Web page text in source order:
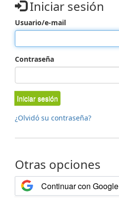
Iniciar sesión
Usuario/e-mail
Contraseña
Iniciar sesión
¿Olvidó su contraseña?
Otras opciones
Continuar con Google